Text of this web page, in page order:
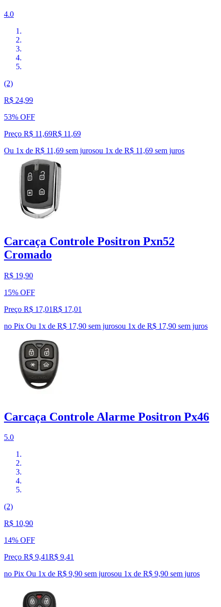
4.0
(2)
R$ 24,99
53% OFF
Preço R$ 11,69R$ 11 ,69
Ou 1x de R$ 11,69 sem jurosou 1x de R$ 11,69 sem juros
Carcaça Controle Positron Pxn52
Cromado
R$ 19,90
15% OFF
Preço R$ 17,01R$ 17,01
no Pix Ou 1x de R$ 17,90 sem jurosou 1x de R$ 17,90 sem juros
Carcaça Controle Alarme Positron Px46
5.0
(2)
R$ 10,90
14% OFF
Preço R$ 9,41R$ 9,41
no Pix Ou 1x de R$ 9,90 sem jurosou 1x de R$ 9,90 sem juros